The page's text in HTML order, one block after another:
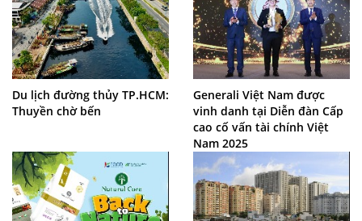
Du lịch đường thủy TP.HCM:
Thuyền chờ bến
Generali Việt Nam được
vinh danh tại Diễn đàn Cấp
cao cố vấn tài chính Việt
Nam 2025